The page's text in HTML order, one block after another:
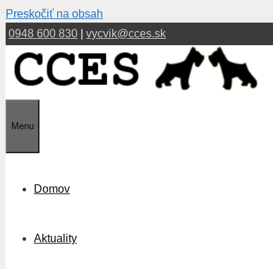
Preskočiť na obsah
0948 600 830
vycvik@cces.sk
Menu
Domov
Aktuality